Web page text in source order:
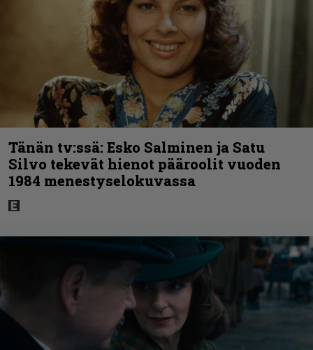
Tänän tv:ssä: Esko Salminen ja Satu
Silvo tekevät hienot pääroolit vuoden
1984 menestyselokuvassa